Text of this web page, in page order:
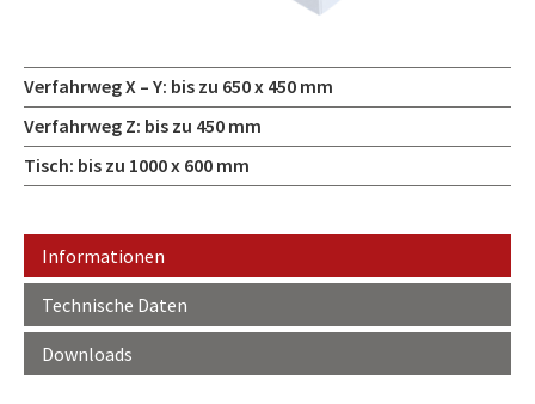
Verfahrweg X – Y: bis zu 650 x 450 mm
Verfahrweg Z: bis zu 450 mm
Tisch: bis zu 1000 x 600 mm
Informationen
Technische Daten
Downloads